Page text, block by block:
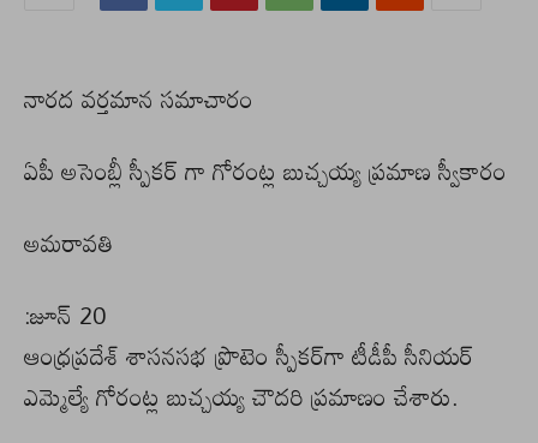
నారద వర్తమాన సమాచారం
ఏపీ అసెంబ్లీ స్పీకర్ గా గోరంట్ల బుచ్చయ్య ప్రమాణ స్వీకారం
అమరావతి
:జూన్ 20
ఆంధ్రప్రదేశ్‌ శాసనసభ ప్రొటెం స్పీకర్‌గా టీడీపీ సీనియర్‌
ఎమ్మెల్యే గోరంట్ల బుచ్చయ్య చౌదరి ప్రమాణం చేశారు.